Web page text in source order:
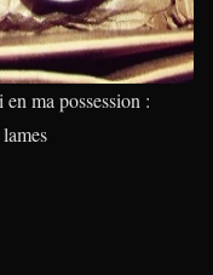
ma possession :